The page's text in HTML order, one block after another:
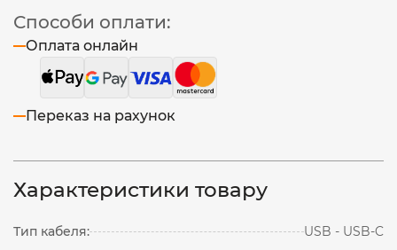
Способи оплати:
Оплата онлайн
Переказ на рахунок
Характеристики товару
Тип кабеля:
USB - USB-C